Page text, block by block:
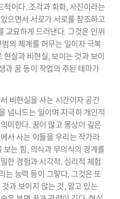
이다. 조각과 회화, 사진이라는
으면서 서로가 서로를 참조하고
교묘하게 드러낸다. 그것은 인위
의 체계를 허무는 일이자 극복
실과 비현실, 보이는 것과 보이
과 꿈 등이 작업의 주된 테마가
비현실을 사는 시간이자 공간
넘나드는 일이며 지극히 개인적
미한다. 꿈이 많고 몽상이 깊은
서 사는 이들을 우리는 작가라
는 힘, 의식과 무의식의 경계를
한 경험과 시각적. 심리적 체험
는 능력 등이 그렇다. 그것은 또
과 보이지 않는 것, 알고 있는